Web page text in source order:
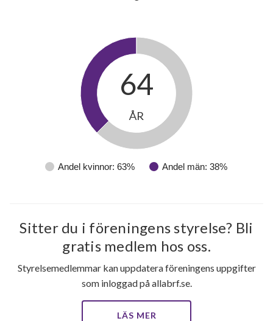
114
Andel kvinnor: 63% Andel män: 38%
64
ÅR
Sitter du i föreningens styrelse? Bli
gratis medlem hos oss.
Styrelsemedlemmar kan uppdatera föreningens uppgifter
som inloggad på allabrf.se.
LÄS MER